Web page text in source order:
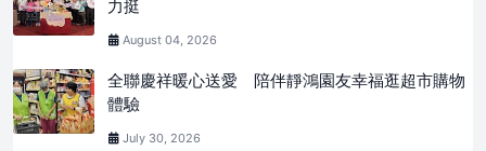
力挺
August 04, 2026
全聯慶祥暖心送愛 陪伴靜鴻園友幸福逛超市購物
體驗
July 30, 2026